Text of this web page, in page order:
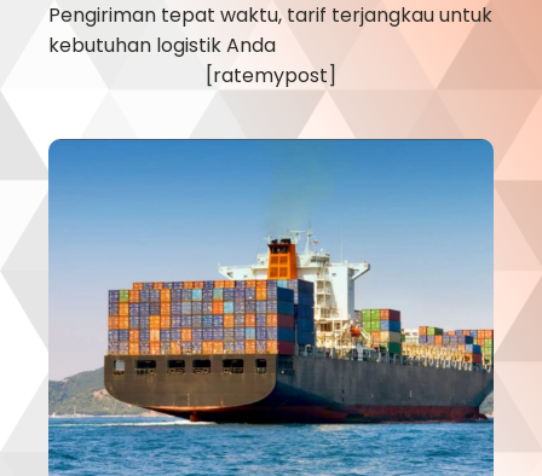
Pengiriman tepat waktu, tarif terjangkau untuk
kebutuhan logistik Anda
[ratemypost]